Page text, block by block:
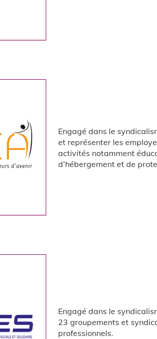
Engagé dans le
et représenter les
activités notamment
d’hébergement et de
Engagé dans le
23 groupements et
professionnels.